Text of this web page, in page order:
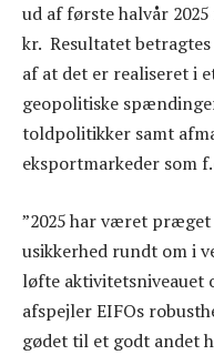
ud af første halvår
kr. Resultatet
af at det er realiseret i
geopolitiske
toldpolitikker samt
eksportmarkeder som
”2025 har været
usikkerhed rundt om i
løfte aktivitetsniveauet
afspejler EIFOs
gødet til et godt andet